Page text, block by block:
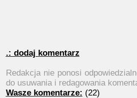
.: dodaj komentarz
Redakcja nie ponosi
do usuwania i redagowania
Wasze komentarze: (22)